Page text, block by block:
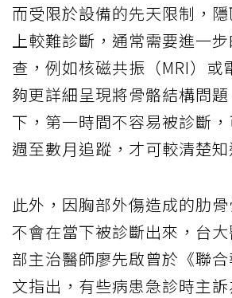
而受限於設備的先天限制，
上較難診斷，通常需要進一
查，例如核磁共振（MRI）或
夠更詳細呈現將骨骼結構問
下，第一時間不容易被診斷
週至數月追蹤，才可較清楚知
此外，因胸部外傷造成的肋
不會在當下被診斷出來，台
部主治醫師廖先啟曾於《聯
文指出，有些病患急診時主訴